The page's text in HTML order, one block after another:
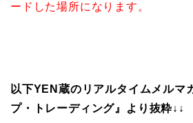
ードした場所になります。
以下YEN蔵のリアルタイムメルマ
プ・トレーディング』より抜粋↓↓